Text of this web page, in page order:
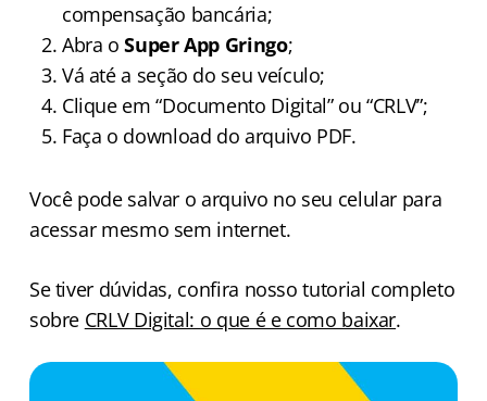
compensação bancária;
Abra oSuper App Gringo;
Vá até a seção do seu veículo;
Clique em “Documento Digital” ou “CRLV”;
Faça o download do arquivo PDF.
Você pode salvar o arquivo no seu celular para
acessar mesmo sem internet.
Se tiver dúvidas, confira nosso tutorial completo
sobre CRLV Digital: o que é e como baixar.